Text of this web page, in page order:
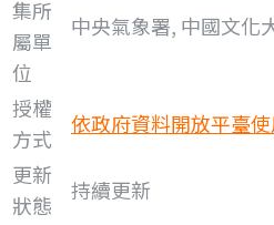
集所
屬單
位
中央氣象署, 中國文化
授權
方式
依政府資料開放平臺
更新
狀態
持續更新